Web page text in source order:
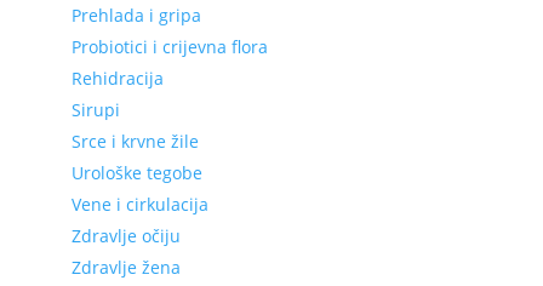
Prehlada i gripa
Probiotici i crijevna flora
Rehidracija
Sirupi
Srce i krvne žile
Urološke tegobe
Vene i cirkulacija
Zdravlje očiju
Zdravlje žena